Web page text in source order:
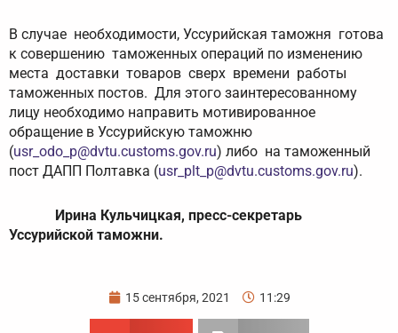
В случае необходимости, Уссурийская таможня готова
к совершению таможенных операций по изменению
места доставки товаров сверх времени работы
таможенных постов. Для этого заинтересованному
лицу необходимо направить мотивированное
обращение в Уссурийскую таможню
(usr_odo_p@dvtu.customs.gov.ru) либо на таможенный
пост ДАПП Полтавка (usr_plt_p@dvtu.customs.gov.ru).
Ирина Кульчицкая, пресс-секретарь
Уссурийской таможни.
15 сентября, 2021 11:29